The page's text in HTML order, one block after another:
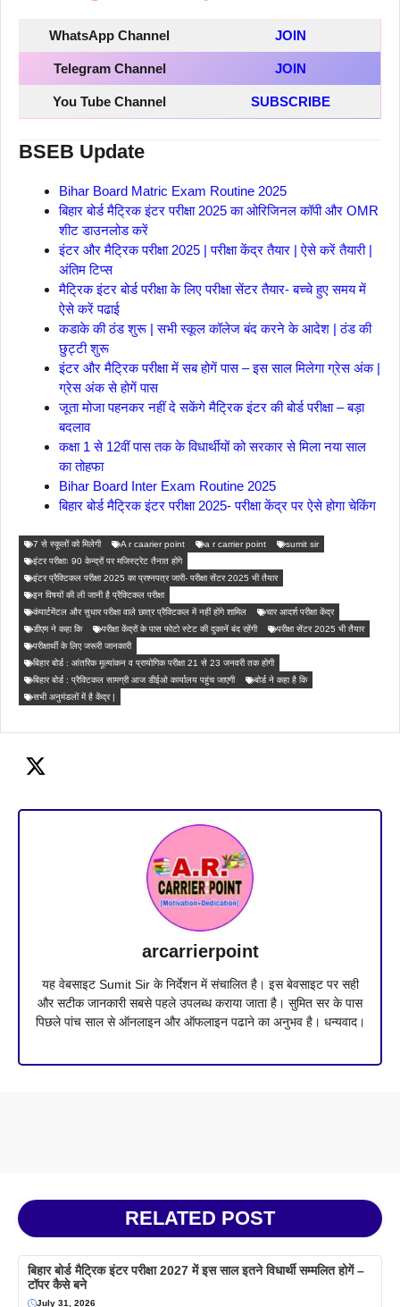
WhatsApp Channel JOIN
Telegram Channel JOIN
You Tube Channel SUBSCRIBE
BSEB Update
Bihar Board Matric Exam Routine 2025
बिहार बोर्ड मैट्रिक इंटर परीक्षा 2025 का ओरिजिनल कॉपी और OMR
शीट डाउनलोड करें
इंटर और मैट्रिक परीक्षा 2025 | परीक्षा केंद्र तैयार | ऐसे करें तैयारी |
अंतिम टिप्स
मैट्रिक इंटर बोर्ड परीक्षा के लिए परीक्षा सेंटर तैयार- बच्चे हुए समय में
ऐसे करें पढाई
कडाके की ठंड शुरू | सभी स्कूल कॉलेज बंद करने के आदेश | ठंड की
छुट्टी शुरू
इंटर और मैट्रिक परीक्षा में सब होगें पास – इस साल मिलेगा ग्रेस अंक |
ग्रेस अंक से होगें पास
जूता मोजा पहनकर नहीं दे सकेंगे मैट्रिक इंटर की बोर्ड परीक्षा – बड़ा
बदलाव
कक्षा 1 से 12वीं पास तक के विधार्थीयों को सरकार से मिला नया साल
का तोहफा
Bihar Board Inter Exam Routine 2025
बिहार बोर्ड मैट्रिक इंटर परीक्षा 2025- परीक्षा केंद्र पर ऐसे होगा चेकिंग
7 से स्कूलों को मिलेगी A r caarier point a r carrier point
sumit sir
इंटर परीक्षाः 90 केन्द्रों पर मजिस्ट्रेट तैनात होंगे
इंटर प्रैक्टिकल परीक्षा 2025 का प्रश्नपत्र जारी- परीक्षा सेंटर 2025 भी तैयार
इन विषयों की ली जानी है प्रैक्टिकल परीक्षा
कंपार्टमेंटल और सुधार परीक्षा वाले छात्र प्रैक्टिकल में नहीं होंगे शामिल
चार आदर्श परीक्षा केंद्र
डीएम ने कहा कि
परीक्षा केंद्रों के पास फोटो स्टेट की दुकानें बंद रहेंगी
परीक्षा सेंटर 2025 भी तैयार
परीक्षार्थी के लिए जरूरी जानकारी
बिहार बोर्ड : आंतरिक मूल्यांकन व प्रायोगिक परीक्षा 21 से 23 जनवरी तक होगी
बिहार बोर्ड : प्रैक्टिकल सामग्री आज डीईओ कार्यालय पहुंच जाएगी
बोर्ड ने कहा है कि
सभी अनुमंडलों में है केंद्र |
arcarrierpoint
यह वेबसाइट Sumit Sir के निर्देशन में संचालित है। इस बेवसाइट पर सही
और सटीक जानकारी सबसे पहले उपलब्ध कराया जाता है। सुमित सर के पास
पिछले पांच साल से ऑनलाइन और ऑफलाइन पढाने का अनुभव है। धन्यवाद।
RELATED POST
बिहार बोर्ड मैट्रिक इंटर परीक्षा 2027 में इस साल इतने विधार्थी सम्मलित होगें –
टॉपर कैसे बने
July 31, 2026